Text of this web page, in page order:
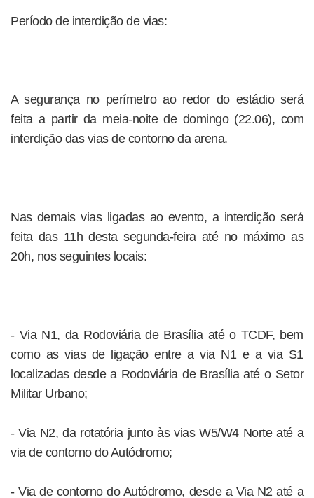
Período de interdição de vias:
A segurança no perímetro ao redor do estádio será
feita a partir da meia-noite de domingo (22.06), com
interdição das vias de contorno da arena.
Nas demais vias ligadas ao evento, a interdição será
feita das 11h desta segunda-feira até no máximo as
20h, nos seguintes locais:
- Via N1, da Rodoviária de Brasília até o TCDF, bem
como as vias de ligação entre a via N1 e a via S1
localizadas desde a Rodoviária de Brasília até o Setor
Militar Urbano;
- Via N2, da rotatória junto às vias W5/W4 Norte até a
via de contorno do Autódromo;
- Via de contorno do Autódromo, desde a Via N2 até a